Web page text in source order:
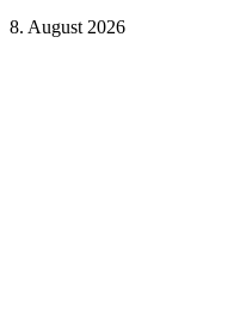
8. August 2026